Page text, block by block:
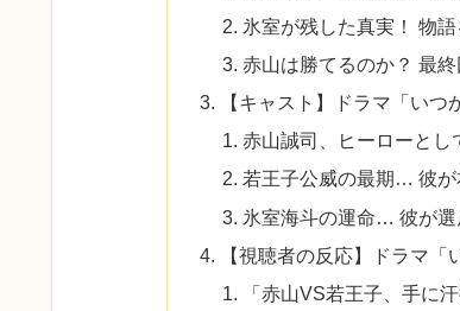
氷室が残した真実！ 物
赤山は勝てるのか？ 最
【キャスト】ドラマ「い
赤山誠司、ヒーローとし
若王子公威の最期… 彼
氷室海斗の運命… 彼が選
【視聴者の反応】ドラマ
「赤山VS若王子、手に